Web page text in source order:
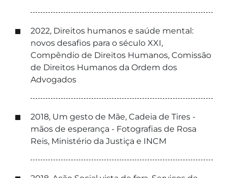
2022, Direitos humanos e saúde mental:
novos desafios para o século XXI,
Compêndio de Direitos Humanos, Comissão
de Direitos Humanos da Ordem dos
Advogados
2018, Um gesto de Mãe, Cadeia de Tires -
mãos de esperança - Fotografias de Rosa
Reis, Ministério da Justiça e INCM